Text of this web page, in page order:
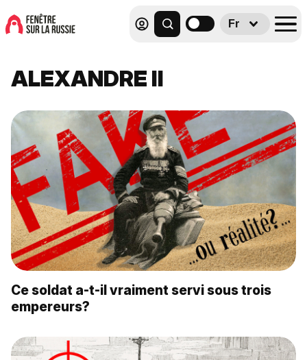
Fr
ALEXANDRE II
Ce soldat a-t-il vraiment servi sous trois
empereurs?